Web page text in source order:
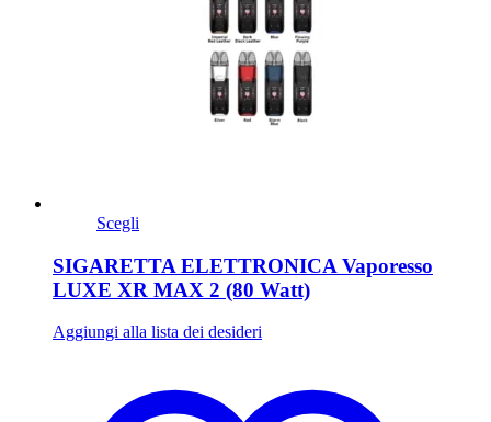
Scegli
SIGARETTA ELETTRONICA Vaporesso
LUXE XR MAX 2 (80 Watt)
Aggiungi alla lista dei desideri